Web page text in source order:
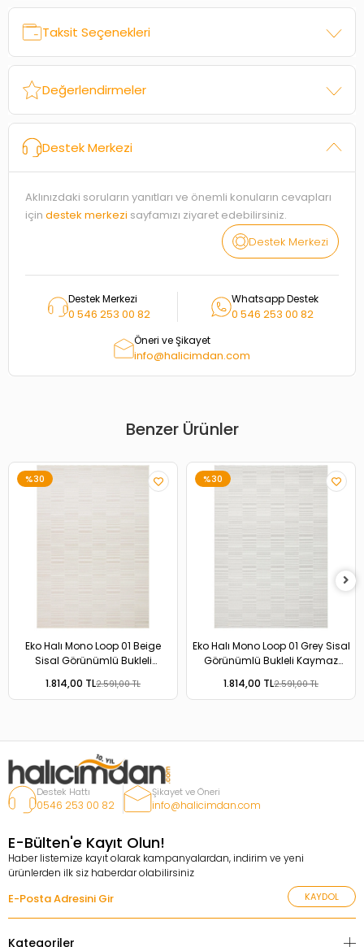
Taksit Seçenekleri
Değerlendirmeler
Destek Merkezi
Aklınızdaki soruların yanıtları ve önemli konuların cevapları
için destek merkezi sayfamızı ziyaret edebilirsiniz.
Destek Merkezi
Destek Merkezi
0 546 253 00 82
Whatsapp Destek
0 546 253 00 82
Öneri ve Şikayet
info@halicimdan.com
Benzer Ürünler
%30
Eko Halı Mono Loop 01 Beige
Sisal Görünümlü Bukleli
1.814,00 TL2.591,00 TL
%30
Eko Halı Mono Loop 01 Grey Sisal
Görünümlü Bukleli Kaymaz
1.814,00 TL2.591,00 TL
Destek Hattı
0546 253 00 82
Şikayet ve Öneri
info@halicimdan.com
E-Bülten'e Kayıt Olun!
Haber listemize kayıt olarak kampanyalardan, indirim ve yeni
ürünlerden ilk siz haberdar olabilirsiniz
KAYDOL
Kategoriler